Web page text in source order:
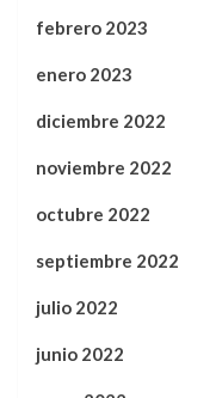
febrero 2023
enero 2023
diciembre 2022
noviembre 2022
octubre 2022
septiembre 2022
julio 2022
junio 2022